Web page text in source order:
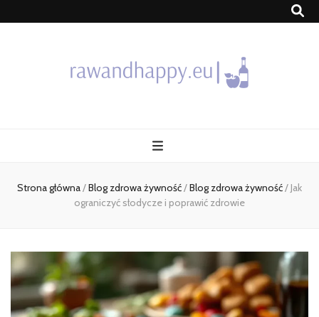
Strona główna/Blog zdrowa żywność/Blog zdrowa żywność/Jak
ograniczyć słodycze i poprawić zdrowie